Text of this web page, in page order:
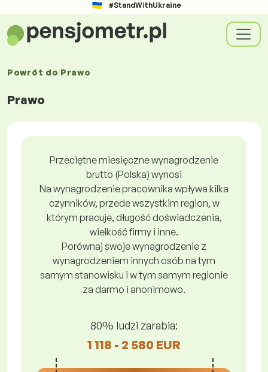
#StandWithUkraine
Powrót do Prawo
Prawo
Przeciętne miesięczne wynagrodzenie
brutto (Polska) wynosi
Na wynagrodzenie pracownika wpływa kilka
czynników, przede wszystkim region, w
którym pracuje, długość doświadczenia,
wielkość firmy i inne.
Porównaj swoje wynagrodzenie z
wynagrodzeniem innych osób na tym
samym stanowisku i w tym samym regionie
za darmo i anonimowo.
80% ludzi zarabia:
1 118 - 2 580 EUR